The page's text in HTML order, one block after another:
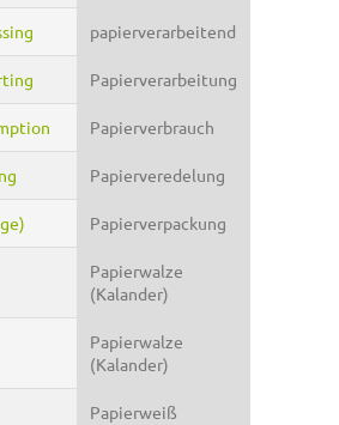
papierverarbeitend
Papierverarbeitung
Papierverbrauch
Papierveredelung
Papierverpackung
Papierwalze
(Kalander)
Papierwalze
(Kalander)
Papierweiß